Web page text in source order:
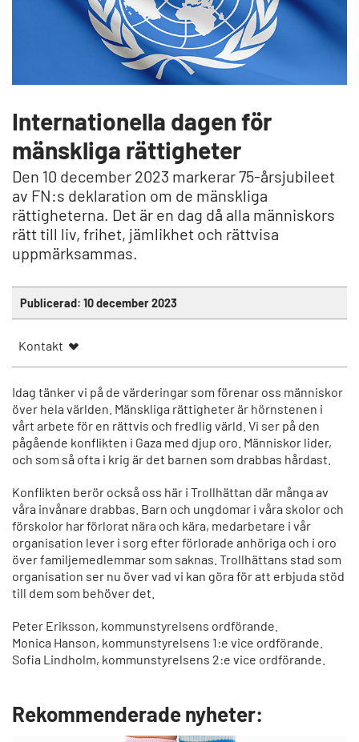
Internationella dagen för
mänskliga rättigheter
Den 10 december 2023 markerar 75-årsjubileet
av FN:s deklaration om de mänskliga
rättigheterna. Det är en dag då alla människors
rätt till liv, frihet, jämlikhet och rättvisa
uppmärksammas.
Publicerad: 10 december 2023
Kontakt
Idag tänker vi på de värderingar som förenar oss människor
över hela världen. Mänskliga rättigheter är hörnstenen i
vårt arbete för en rättvis och fredlig värld. Vi ser på den
pågående konflikten i Gaza med djup oro. Människor lider,
och som så ofta i krig är det barnen som drabbas hårdast.
Konflikten berör också oss här i Trollhättan där många av
våra invånare drabbas. Barn och ungdomar i våra skolor och
förskolor har förlorat nära och kära, medarbetare i vår
organisation lever i sorg efter förlorade anhöriga och i oro
över familjemedlemmar som saknas. Trollhättans stad som
organisation ser nu över vad vi kan göra för att erbjuda stöd
till dem som behöver det.
Peter Eriksson, kommunstyrelsens ordförande.
Monica Hanson, kommunstyrelsens 1:e vice ordförande.
Sofia Lindholm, kommunstyrelsens 2:e vice ordförande.
Rekommenderade nyheter: